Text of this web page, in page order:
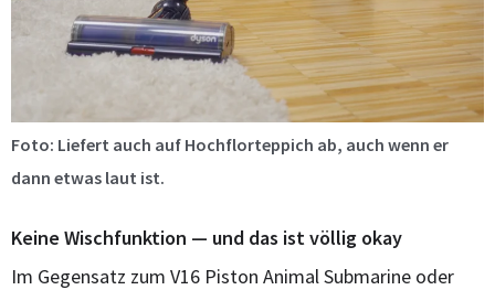
Foto: Liefert auch auf Hochflorteppich ab, auch wenn er
dann etwas laut ist.
Keine Wischfunktion — und das ist völlig okay
Im Gegensatz zum V16 Piston Animal Submarine oder